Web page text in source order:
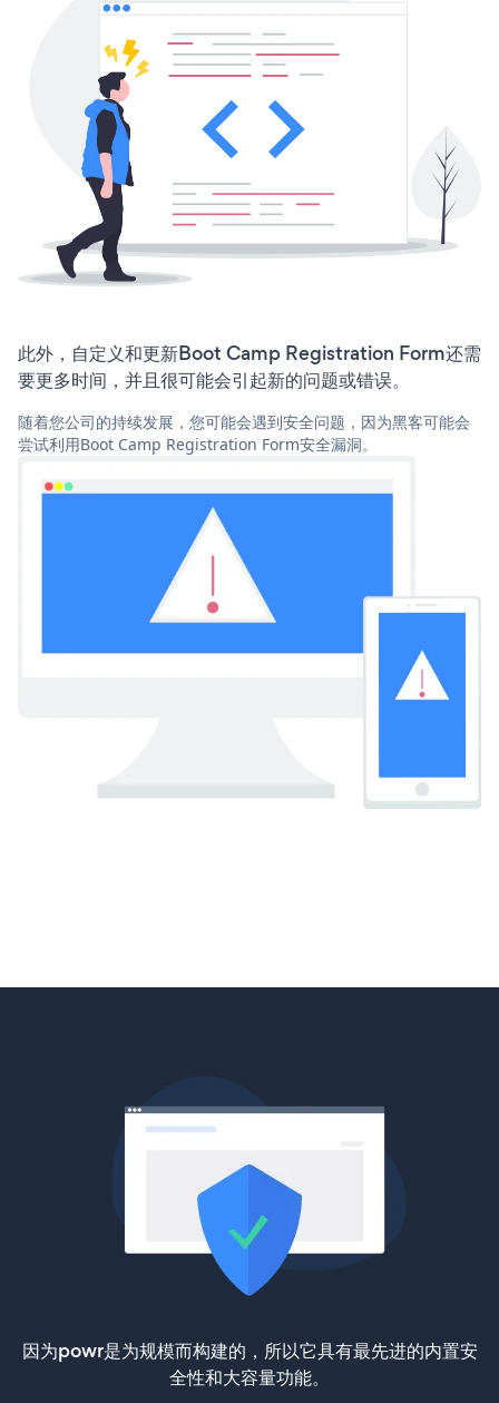
此外，自定义和更新Boot Camp Registration Form还需
要更多时间，并且很可能会引起新的问题或错误。
随着您公司的持续发展，您可能会遇到安全问题，因为黑客可能会
尝试利用Boot Camp Registration Form安全漏洞。
因为powr是为规模而构建的，所以它具有最先进的内置安
全性和大容量功能。